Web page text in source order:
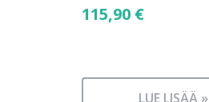
115,90 €
LUE LISÄÄ »